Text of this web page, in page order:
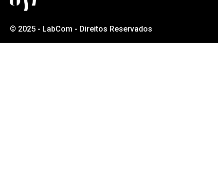
© 2025 - LabCom - Direitos Reservados